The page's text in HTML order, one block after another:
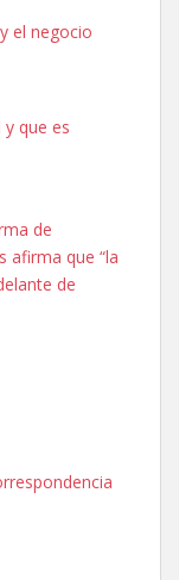
HOY
tiene miedo a la
el negocio
y que es
de
afirma que “la
de